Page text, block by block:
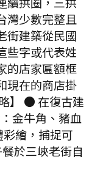
灣少數完整且
街建築從民國
些字或代表姓
的店家匾額框
現在的商店掛
】 ● 在復古建
金牛角、豬血
繪，捕捉可
於三峽老街自